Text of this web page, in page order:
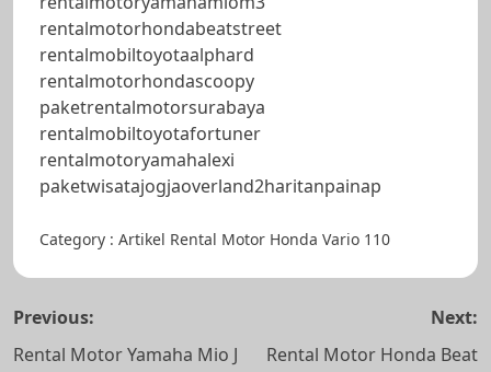
rentalmotorhondabeatstreet
rentalmobiltoyotaalphard
rentalmotorhondascoopy
paketrentalmotorsurabaya
rentalmobiltoyotafortuner
rentalmotoryamahalexi
paketwisatajogjaoverland2haritanpainap
Category : Artikel Rental Motor Honda Vario 110
Navigasi
pos
Previous:
Rental Motor Yamaha Mio J
Next:
Rental Motor Honda Beat